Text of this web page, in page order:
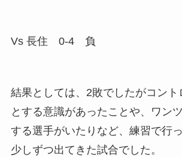
Vs 長住 0-4 負
結果としては、2敗でしたがコント
とする意識があったことや、ワン
する選手がいたりなど、練習で行
少しずつ出てきた試合でした。